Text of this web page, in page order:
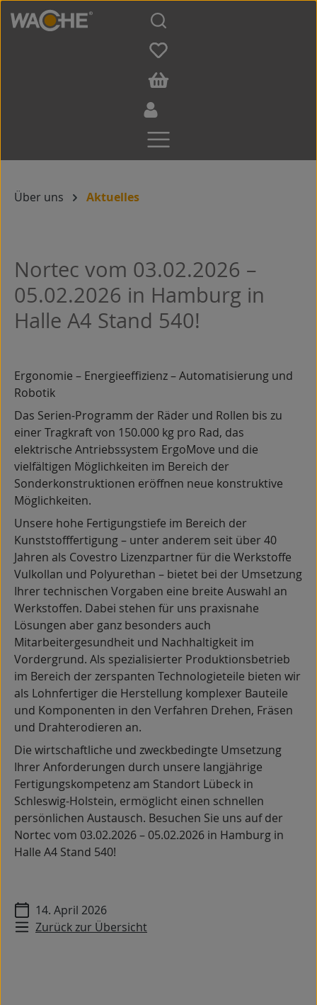
Zum Hauptinhalt springen
Über uns Aktuelles
Nortec vom 03.02.2026 –
05.02.2026 in Hamburg in
Halle A4 Stand 540!
Ergonomie – Energieeffizienz – Automatisierung und
Robotik
Das Serien-Programm der Räder und Rollen bis zu
einer Tragkraft von 150.000 kg pro Rad, das
elektrische Antriebssystem ErgoMove und die
vielfältigen Möglichkeiten im Bereich der
Sonderkonstruktionen eröffnen neue konstruktive
Möglichkeiten.
Unsere hohe Fertigungstiefe im Bereich der
Kunststofffertigung – unter anderem seit über 40
Jahren als Covestro Lizenzpartner für die Werkstoffe
Vulkollan und Polyurethan – bietet bei der Umsetzung
Ihrer technischen Vorgaben eine breite Auswahl an
Werkstoffen. Dabei stehen für uns praxisnahe
Lösungen aber ganz besonders auch
Mitarbeitergesundheit und Nachhaltigkeit im
Vordergrund. Als spezialisierter Produktionsbetrieb
im Bereich der zerspanten Technologieteile bieten wir
als Lohnfertiger die Herstellung komplexer Bauteile
und Komponenten in den Verfahren Drehen, Fräsen
und Drahterodieren an.
Die wirtschaftliche und zweckbedingte Umsetzung
Ihrer Anforderungen durch unsere langjährige
Fertigungskompetenz am Standort Lübeck in
Schleswig-Holstein, ermöglicht einen schnellen
persönlichen Austausch. Besuchen Sie uns auf der
Nortec vom 03.02.2026 – 05.02.2026 in Hamburg in
Halle A4 Stand 540!
14. April 2026
Zurück zur Übersicht